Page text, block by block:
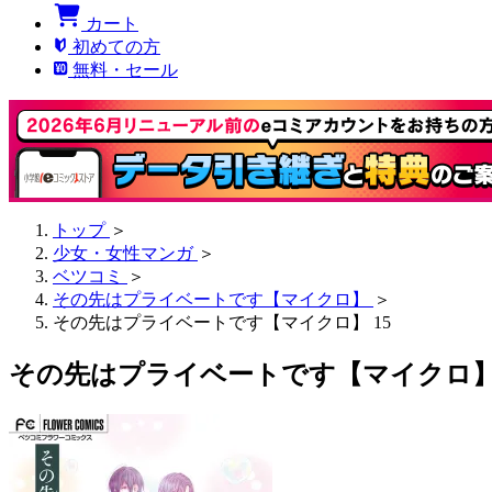
カート
初めての方
無料・セール
トップ ＞
少女・女性マンガ ＞
ベツコミ
＞
その先はプライベートです【マイクロ】
＞
その先はプライベートです【マイクロ】 15
その先はプライベートです【マイクロ